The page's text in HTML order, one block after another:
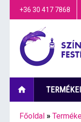
+36 30 417 7868
Főoldal »